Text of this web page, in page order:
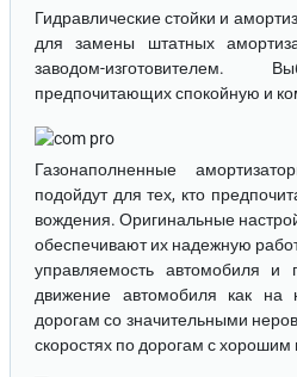
Гидравлические стойки и
для замены штатных
заводом-изготовителем.
предпочитающих спокойную и
Газонаполненные
подойдут для тех, кто
вождения. Оригинальные
обеспечивают их надежную
управляемость автомобиля и
движение автомобиля как на
дорогам со значительными
скоростях по дорогам с